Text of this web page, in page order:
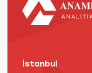
İstanbul